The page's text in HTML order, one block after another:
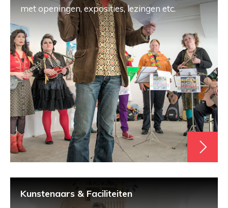
met openingen, exposities, lezingen etc.
Kunstenaars & Faciliteiten